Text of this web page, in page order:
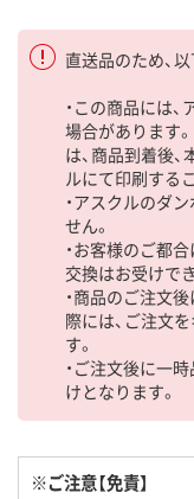
直送品のため、
・この商品には
場合があります
は、商品到着後
ルにて印刷する
・アスクルのダ
せん。
・お客様のご都
交換はお受けで
・商品のご注文
際には、ご注文
す。
・ご注文後に一
けとなります。
※ご注意【免責】